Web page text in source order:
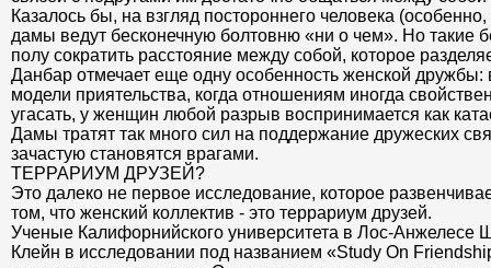
Казалось бы, на взгляд постороннего человека
дамы ведут бесконечную болтовню «ни о чем». Но такие
полу сократить расстояние между собой, которое
Данбар отмечает еще одну особенность женской дружбы:
модели приятельства, когда отношениям иногда
угасать, у женщин любой разрыв воспринимается как
Дамы тратят так много сил на поддержание дружеских
зачастую становятся врагами.
ТЕРРАРИУМ ДРУЗЕЙ?
Это далеко не первое исследование, которое
том, что женский коллектив - это террариум друзей.
Ученые Калифорнийского университета в Лос-Анжелесе
Клейн в исследовании под названием «Study On